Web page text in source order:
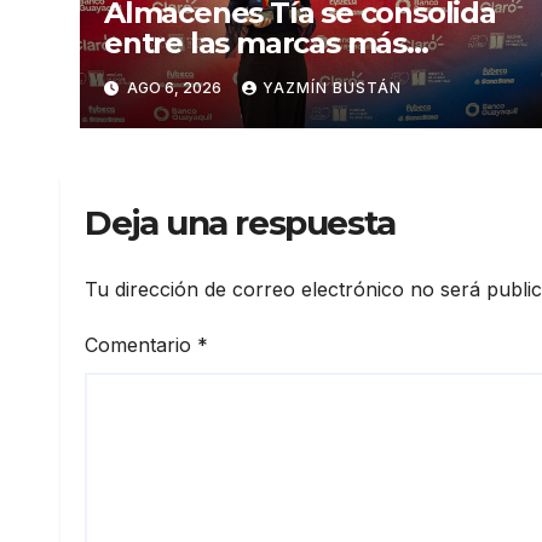
Almacenes Tía se consolida
entre las marcas más
influyentes del Ecuador
AGO 6, 2026 YAZMÍN BUSTÁN
Deja una respuesta
Tu dirección de correo electrónico no será
Comentario *